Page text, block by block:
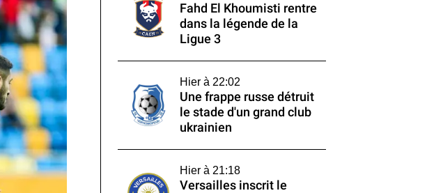
Fahd El Khoumisti rentre
dans la légende de la
Ligue 3
Hier à 22:02
Une frappe russe détruit
le stade d'un grand club
ukrainien
Hier à 21:18
Versailles inscrit le